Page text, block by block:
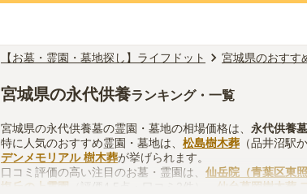
【お墓・霊園・墓地探し】ライフドット 宮城県のおすす
宮城県の永代供養ランキング・一覧
宮城県の永代供養墓の霊園・墓地の相場価格は、 永代供養墓
特に人気のおすすめ霊園・墓地は、 松島樹木葬 （品井沼駅
デンメモリアル 樹木葬が挙げられます。
口コミ評価の高い注目のお墓・霊園は、 仙岳院（青葉区東
塩丘の上霊園 （評価4.5点・口コミ2件）、 仙台葛岡樹木葬